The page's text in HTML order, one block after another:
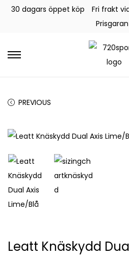
30 dagars öppet köp
Fri frakt
PREVIOUS
Leatt Knäskydd